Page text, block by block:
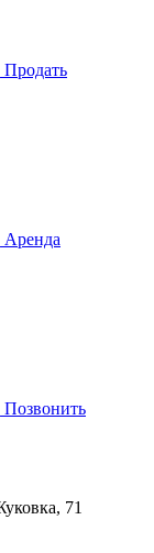
Продать
Аренда
Позвонить
71